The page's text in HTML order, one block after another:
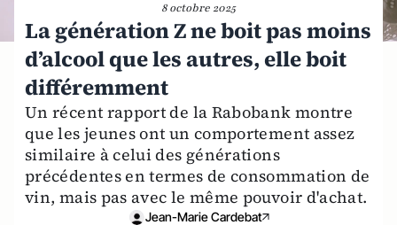
8 octobre 2025
La génération Z ne boit pas moins
d’alcool que les autres, elle boit
différemment
Un récent rapport de la Rabobank montre
que les jeunes ont un comportement assez
similaire à celui des générations
précédentes en termes de consommation de
vin, mais pas avec le même pouvoir d'achat.
Jean-Marie Cardebat